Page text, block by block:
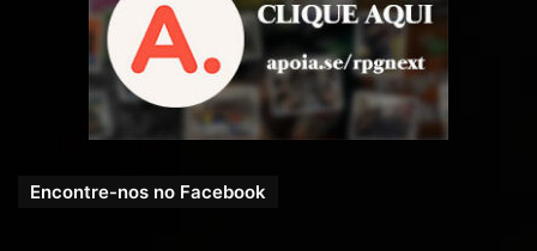
Encontre-nos no Facebook